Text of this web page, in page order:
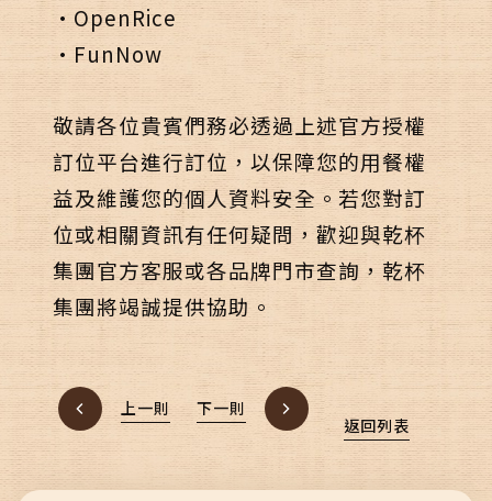
•OpenRice
•FunNow
敬請各位貴賓們務必透過上述官方授權
訂位平台進行訂位，以保障您的用餐權
益及維護您的個人資料安全。若您對訂
位或相關資訊有任何疑問，歡迎與乾杯
集團官方客服或各品牌門市查詢，乾杯
集團將竭誠提供協助。
上一則
返回列表
下一則